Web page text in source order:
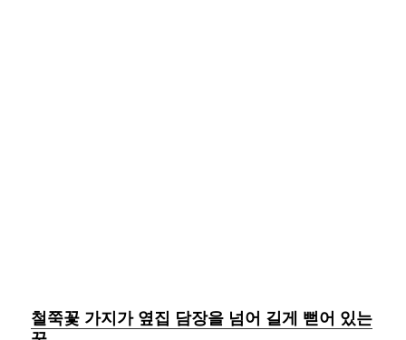
철쭉꽃 가지가 옆집 담장을 넘어 길게 뻗어 있는